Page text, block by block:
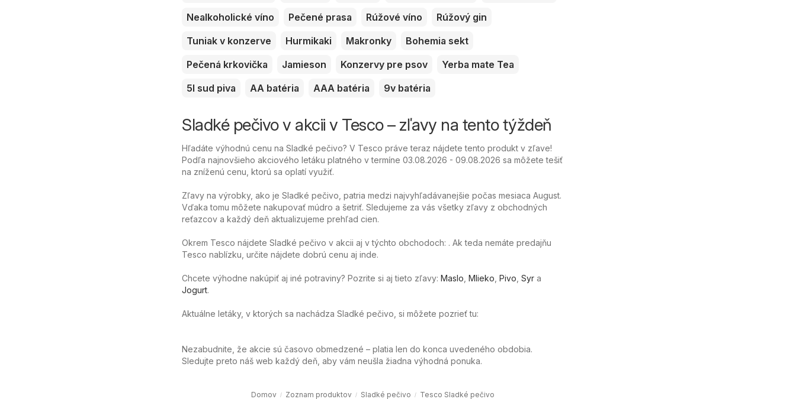
Nealkoholické víno
Pečené prasa Rúžové víno
Rúžový gin
Tuniak v konzerve
Hurmikaki Makronky
Bohemia sekt
Pečená krkovička
Jamieson Konzervy pre psov
Yerba mate Tea
5l sud piva
AA batéria AAA batéria 9v batéria
Sladké pečivo v akcii v Tesco – zľavy na tento týždeň
Hľadáte výhodnú cenu na Sladké pečivo? V Tesco práve teraz nájdete tento produkt v zľave!
Podľa najnovšieho akciového letáku platného v termíne 03.08.2026 - 09.08.2026 sa môžete tešiť
na zníženú cenu, ktorú sa oplatí využiť.
Zľavy na výrobky, ako je Sladké pečivo, patria medzi najvyhľadávanejšie počas mesiaca August.
Vďaka tomu môžete nakupovať múdro a šetriť. Sledujeme za vás všetky zľavy z obchodných
reťazcov a každý deň aktualizujeme prehľad cien.
Okrem Tesco nájdete Sladké pečivo v akcii aj v týchto obchodoch: . Ak teda nemáte predajňu
Tesco nablízku, určite nájdete dobrú cenu aj inde.
Chcete výhodne nakúpiť aj iné potraviny? Pozrite si aj tieto zľavy: Maslo Mlieko Pivo Syr a
Jogurt.
Aktuálne letáky, v ktorých sa nachádza Sladké pečivo, si môžete pozrieť tu:
Nezabudnite, že akcie sú časovo obmedzené – platia len do konca uvedeného obdobia.
Sledujte preto náš web každý deň, aby vám neušla žiadna výhodná ponuka.
Domov Zoznam produktov Sladké pečivo Tesco Sladké pečivo